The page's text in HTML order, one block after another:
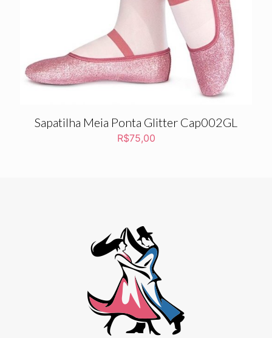
Sapatilha Meia Ponta Glitter Cap002GL
R$75,00